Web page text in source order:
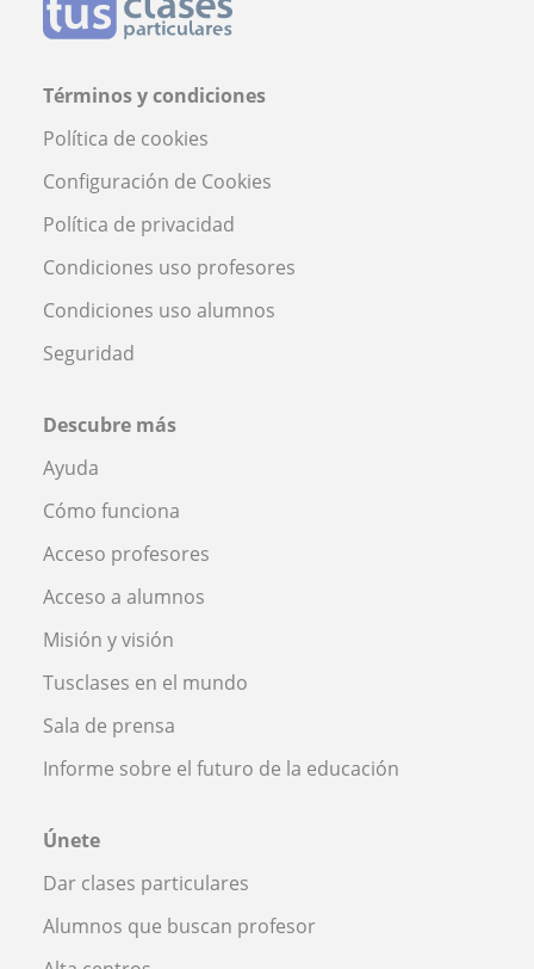
Términos y condiciones
Política de cookies
Configuración de Cookies
Política de privacidad
Condiciones uso profesores
Condiciones uso alumnos
Seguridad
Descubre más
Ayuda
Cómo funciona
Acceso profesores
Acceso a alumnos
Misión y visión
Tusclases en el mundo
Sala de prensa
Informe sobre el futuro de la educación
Únete
Dar clases particulares
Alumnos que buscan profesor